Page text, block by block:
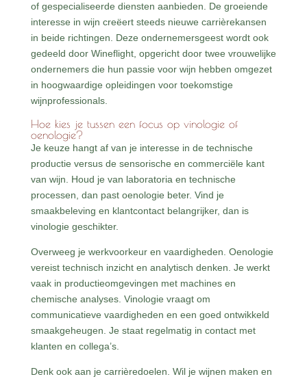
of gespecialiseerde diensten aanbieden. De groeiende
interesse in wijn creëert steeds nieuwe carrièrekansen
in beide richtingen. Deze ondernemersgeest wordt ook
gedeeld door Wineflight, opgericht door twee vrouwelijke
ondernemers die hun passie voor wijn hebben omgezet
in hoogwaardige opleidingen voor toekomstige
wijnprofessionals.
Hoe kies je tussen een focus op vinologie of
oenologie?
Je keuze hangt af van je interesse in de technische
productie versus de sensorische en commerciële kant
van wijn. Houd je van laboratoria en technische
processen, dan past oenologie beter. Vind je
smaakbeleving en klantcontact belangrijker, dan is
vinologie geschikter.
Overweeg je werkvoorkeur en vaardigheden. Oenologie
vereist technisch inzicht en analytisch denken. Je werkt
vaak in productieomgevingen met machines en
chemische analyses. Vinologie vraagt om
communicatieve vaardigheden en een goed ontwikkeld
smaakgeheugen. Je staat regelmatig in contact met
klanten en collega’s.
Denk ook aan je carrièredoelen. Wil je wijnen maken en